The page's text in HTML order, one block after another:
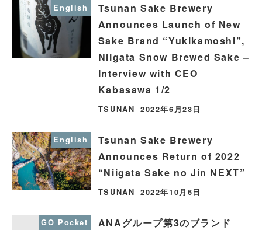
English
Tsunan Sake Brewery
Announces Launch of New
Sake Brand “Yukikamoshi”,
Niigata Snow Brewed Sake –
Interview with CEO
Kabasawa 1/2
TSUNAN 2022年6月23日
English
Tsunan Sake Brewery
Announces Return of 2022
“Niigata Sake no Jin NEXT”
TSUNAN 2022年10月6日
GO Pocket
ANAグループ第3のブランド